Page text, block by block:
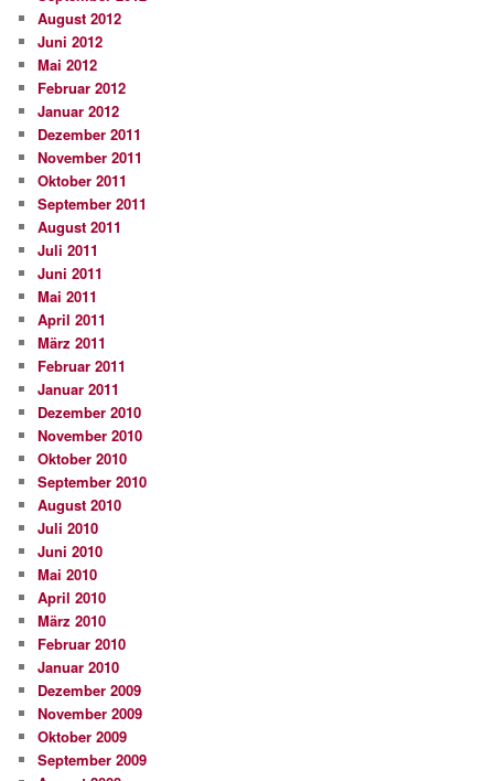
August 2012
Juni 2012
Mai 2012
Februar 2012
Januar 2012
Dezember 2011
November 2011
Oktober 2011
September 2011
August 2011
Juli 2011
Juni 2011
Mai 2011
April 2011
März 2011
Februar 2011
Januar 2011
Dezember 2010
November 2010
Oktober 2010
September 2010
August 2010
Juli 2010
Juni 2010
Mai 2010
April 2010
März 2010
Februar 2010
Januar 2010
Dezember 2009
November 2009
Oktober 2009
September 2009